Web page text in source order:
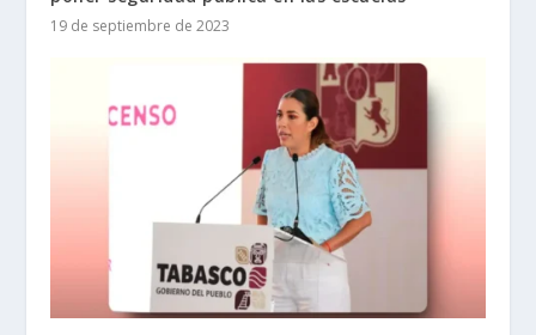
19 de septiembre de 2023